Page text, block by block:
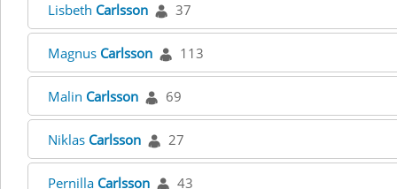
Lisbeth Carlsson 37
Magnus Carlsson 113
Malin Carlsson 69
Niklas Carlsson 27
Pernilla Carlsson 43